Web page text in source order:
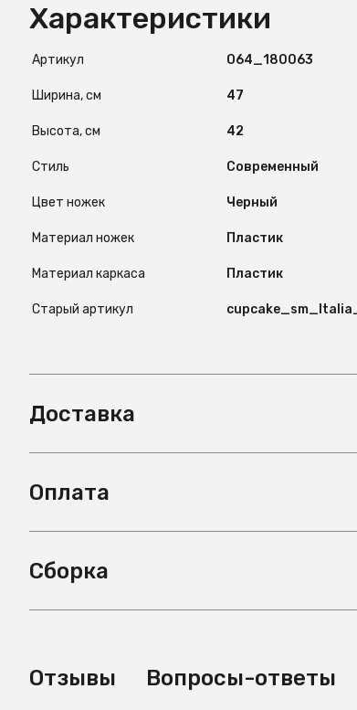
Характеристики
Артикул O64_180063
Ширина, см 47
Высота, см 42
Стиль Современный
Цвет ножек Черный
Материал ножек Пластик
Материал каркаса Пластик
Старый артикул
Доставка
Оплата
Сборка
Отзывы Вопросы-ответы